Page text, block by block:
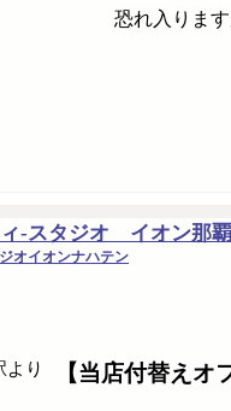
恐れ入りま
-スタジオ イオン那
オイオンナハテン
【当店付替え
り